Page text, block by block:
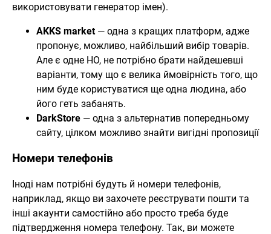
використовувати генератор імен).
AKKS market— одна з кращих платформ, адже
пропонує, можливо, найбільший вибір товарів.
Але є одне НО, не потрібно брати найдешевші
варіанти, тому що є велика ймовірність того, що
ним буде користуватися ще одна людина, або
його геть забанять.
DarkStore — одна з альтернатив попередньому
сайту, цілком можливо знайти вигідні пропозиції
Номери телефонів
Іноді нам потрібні будуть й номери телефонів,
наприклад, якщо ви захочете реєструвати пошти та
інші акаунти самостійно або просто треба буде
підтвердження номера телефону. Так, ви можете